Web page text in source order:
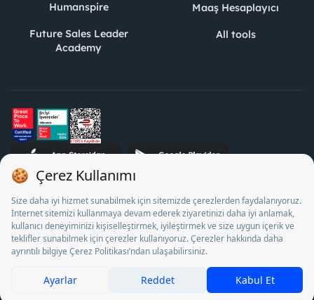
Humanspire
Future Sales Leader
Academy
Maaş Hesaplayıcı
All tools
STJ Human Resources Informatics and Consultancy Inc. as a
Private Employment Agency to operate between 13/05/2025 -
12/05/2028, Turkey Employment Agency by 18/04/2025 date
and 18095710 numbered decision in accordance with the
document No. 1078 operates with. Pursuant to Law No. 4904,
it is forbidden to charge fees from job seekers.